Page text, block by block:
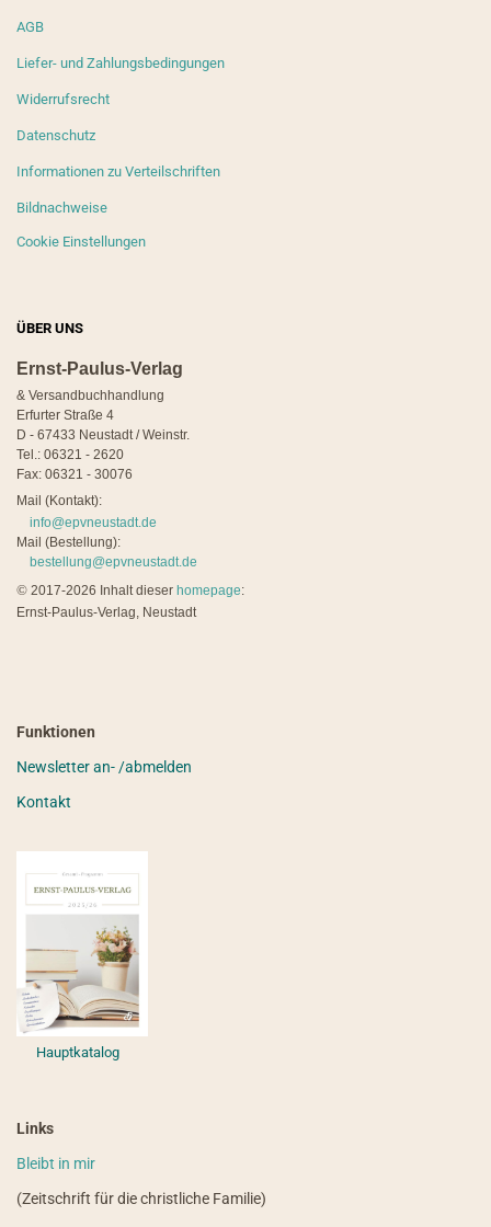
AGB
Liefer- und Zahlungsbedingungen
Widerrufsrecht
Datenschutz
Informationen zu Verteilschriften
Bildnachweise
Cookie Einstellungen
ÜBER UNS
Ernst-Paulus-Verlag
& Versandbuchhandlung
Erfurter Straße 4
D - 67433 Neustadt / Weinstr.
Tel.: 06321 - 2620
Fax: 06321 - 30076
Mail (Kontakt):
info@epvneustadt.de
Mail (Bestellung):
bestellung@epvneustadt.de
© 2017-2026 Inhalt dieser homepage:
Ernst-Paulus-Verlag, Neustadt
Funktionen
Newsletter an- /abmelden
Kontakt
Hauptkatalog
Links
Bleibt in mir
(Zeitschrift für die christliche Familie)